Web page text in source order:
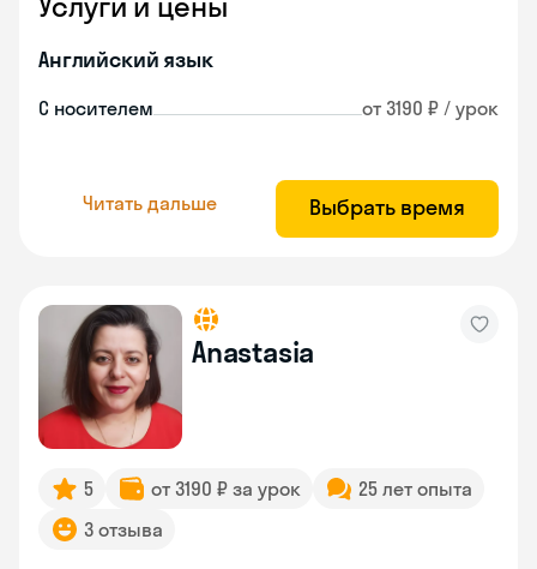
Английский язык
С носителем от 3190 ₽ / урок
Читать дальше Выбрать время
Anastasia
5 от 3190 ₽ за урок
25 лет опыта
3 отзыва